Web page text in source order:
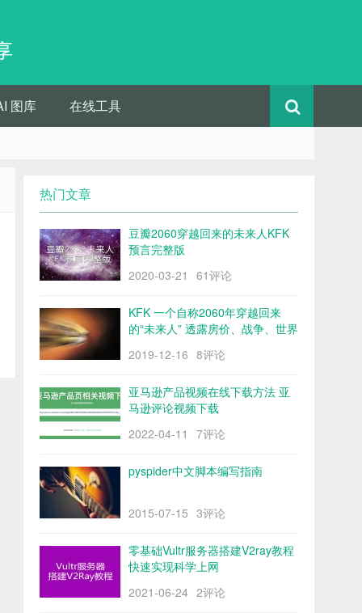
图库 在线工具
热门文章
豆瓣2060穿越回来的未来人KFK
预言完整版
2020-03-21
61评论
KFK 一个自称2060年穿越回来
的“未来人” 透露房价、战争、世界
2019-12-16 8评论
亚马逊产品视频在线下载方法 亚
马逊评论视频下载
2022-04-11
7评论
pyspider中文脚本编写指南
2015-07-15 3评论
零基础Vultr服务器搭建V2ray教程
快速实现科学上网
2021-06-24 2评论